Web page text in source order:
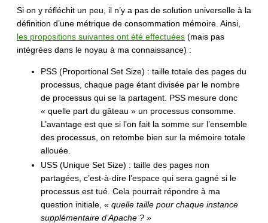
Si on y réfléchit un peu, il n’y a pas de solution universelle à la
définition d’une métrique de consommation mémoire. Ainsi,
les propositions suivantes ont été effectuées (mais pas
intégrées dans le noyau à ma connaissance) :
PSS (Proportional Set Size) : taille totale des pages du
processus, chaque page étant divisée par le nombre
de processus qui se la partagent. PSS mesure donc
« quelle part du gâteau » un processus consomme.
L’avantage est que si l’on fait la somme sur l’ensemble
des processus, on retombe bien sur la mémoire totale
allouée.
USS (Unique Set Size) : taille des pages non
partagées, c’est-à-dire l’espace qui sera gagné si le
processus est tué. Cela pourrait répondre à ma
question initiale, « quelle taille pour chaque instance
supplémentaire d’Apache ? »